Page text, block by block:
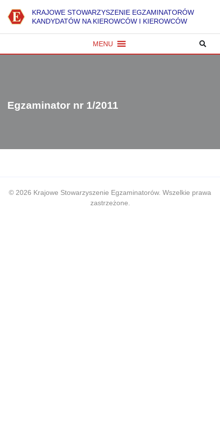
KRAJOWESTOWARZYSZENIE EGZAMINATORÓW
KANDYDATÓW NA KIEROWCÓW I KIEROWCÓW
MENU
Egzaminator nr 1/2011
© 2026 Krajowe Stowarzyszenie Egzaminatorów. Wszelkie prawa
zastrzeżone.